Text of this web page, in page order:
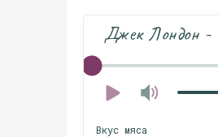
Джек Лондон -
Вкус мяса